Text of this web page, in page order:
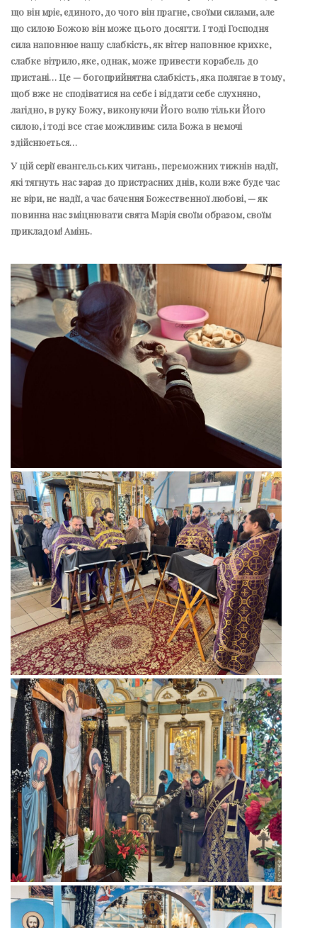
що він мріє, єдиного, до чого він прагне, своїми силами, але
що силою Божою він може цього досягти. І тоді Господня
сила наповнює нашу слабкість, як вітер наповнює крихке,
слабке вітрило, яке, однак, може привести корабель до
пристані… Це — богоприйнятна слабкість, яка полягає в тому,
щоб вже не сподіватися на себе і віддати себе слухняно,
лагідно, в руку Божу, виконуючи Його волю тільки Його
силою, і тоді все стає можливим: сила Божа в немочі
здійснюється…
У цій серії євангельських читань, переможних тижнів надії,
які тягнуть нас зараз до пристрасних днів, коли вже буде час
не віри, не надії, а час бачення Божественної любові, — як
повинна нас зміцнювати свята Марія своїм образом, своїм
прикладом! Амінь.